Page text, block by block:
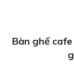
Bàn ghế